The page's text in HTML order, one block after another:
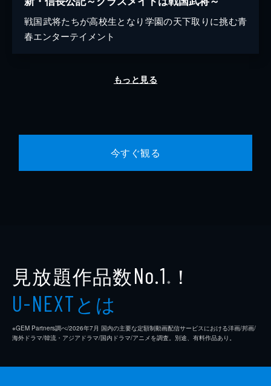
戦国武将たちが高校生となり学園の天下取りに挑む青
春エンターテイメント
もっと見る
今すぐ観る
見放題作品数No.1 ※ ！
U-NEXTとは
※GEM Partners調べ/2026年7⽉ 国内の主要な定額制動画配信サービスにおける洋画/邦画/
海外ドラマ/韓流・アジアドラマ/国内ドラマ/アニメを調査。別途、有料作品あり。